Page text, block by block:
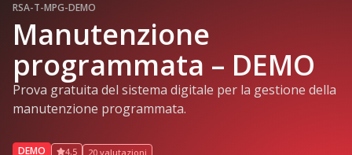
RSA-T-MPG-DEMO
Manutenzione
programmata – DEMO
Prova gratuita del sistema digitale per la gestione della
manutenzione programmata.
DEMO 4.5 20 valutazioni